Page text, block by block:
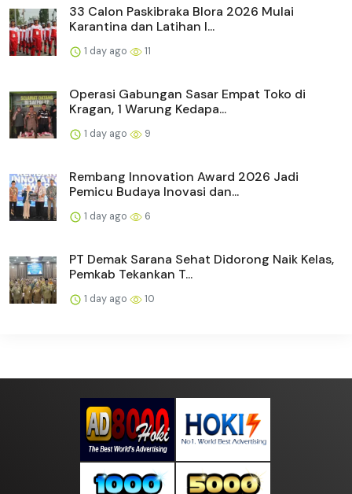
33 Calon Paskibraka Blora 2026 Mulai
Karantina dan Latihan I...
1 day ago 11
Operasi Gabungan Sasar Empat Toko di
Kragan, 1 Warung Kedapa...
1 day ago 9
Rembang Innovation Award 2026 Jadi
Pemicu Budaya Inovasi dan...
1 day ago 6
PT Demak Sarana Sehat Didorong Naik Kelas,
Pemkab Tekankan T...
1 day ago 10